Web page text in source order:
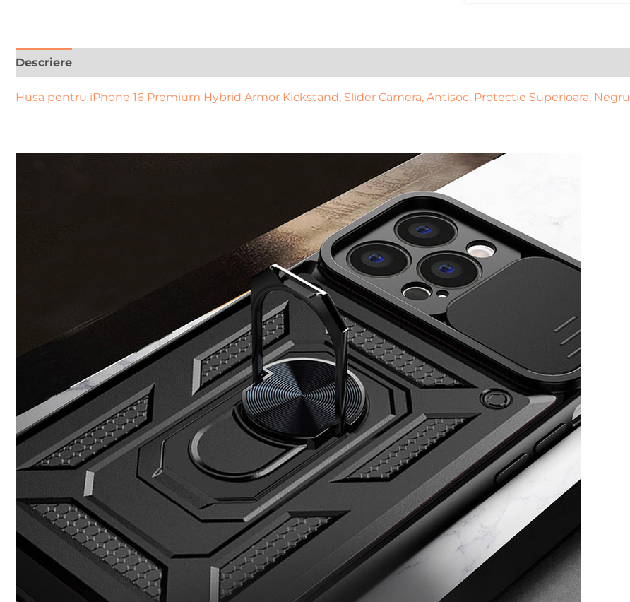
Descriere
Husa pentru iPhone 16 Premium Hybrid Armor Kickstand, Slider Camera, Antisoc, Protectie Superioara, Negru